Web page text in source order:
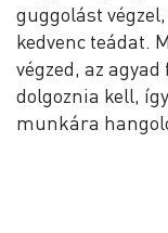
guggolást
kedvenc teádat.
végzed, az
dolgoznia kell,
munkára